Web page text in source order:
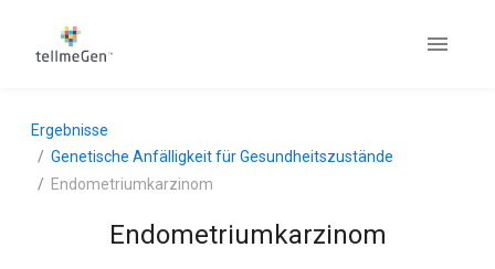
Ergebnisse
Genetische Anfälligkeit für Gesundheitszustände
Endometriumkarzinom
Endometriumkarzinom